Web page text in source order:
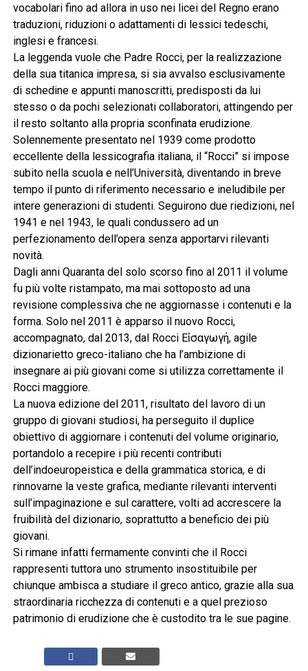
vocabolari fino ad allora in uso nei licei del Regno erano
traduzioni, riduzioni o adattamenti di lessici tedeschi,
inglesi e francesi.
La leggenda vuole che Padre Rocci, per la realizzazione
della sua titanica impresa, si sia avvalso esclusivamente
di schedine e appunti manoscritti, predisposti da lui
stesso o da pochi selezionati collaboratori, attingendo per
il resto soltanto alla propria sconfinata erudizione.
Solennemente presentato nel 1939 come prodotto
eccellente della lessicografia italiana, il “Rocci” si impose
subito nella scuola e nell’Università, diventando in breve
tempo il punto di riferimento necessario e ineludibile per
intere generazioni di studenti. Seguirono due riedizioni, nel
1941 e nel 1943, le quali condussero ad un
perfezionamento dell’opera senza apportarvi rilevanti
novità.
Dagli anni Quaranta del solo scorso fino al 2011 il volume
fu più volte ristampato, ma mai sottoposto ad una
revisione complessiva che ne aggiornasse i contenuti e la
forma. Solo nel 2011 è apparso il nuovo Rocci,
accompagnato, dal 2013, dal Rocci Εἰσαγωγή, agile
dizionarietto greco-italiano che ha l’ambizione di
insegnare ai più giovani come si utilizza correttamente il
Rocci maggiore.
La nuova edizione del 2011, risultato del lavoro di un
gruppo di giovani studiosi, ha perseguito il duplice
obiettivo di aggiornare i contenuti del volume originario,
portandolo a recepire i più recenti contributi
dell’indoeuropeistica e della grammatica storica, e di
rinnovarne la veste grafica, mediante rilevanti interventi
sull’impaginazione e sul carattere, volti ad accrescere la
fruibilità del dizionario, soprattutto a beneficio dei più
giovani.
Si rimane infatti fermamente convinti che il Rocci
rappresenti tuttora uno strumento insostituibile per
chiunque ambisca a studiare il greco antico, grazie alla sua
straordinaria ricchezza di contenuti e a quel prezioso
patrimonio di erudizione che è custodito tra le sue pagine.